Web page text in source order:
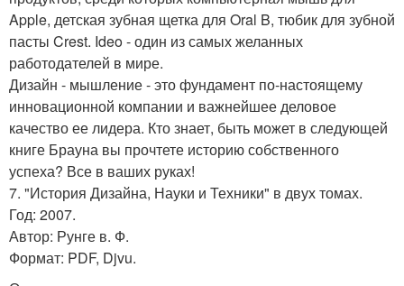
Apple, детская зубная щетка для Oral B, тюбик для зубной
пасты Crest. Ideo - один из самых желанных
работодателей в мире.
Дизайн - мышление - это фундамент по-настоящему
инновационной компании и важнейшее деловое
качество ее лидера. Кто знает, быть может в следующей
книге Брауна вы прочтете историю собственного
успеха? Все в ваших руках!
7. "История Дизайна, Науки и Техники" в двух томах.
Год: 2007.
Автор: Рунге в. Ф.
Формат: PDF, Djvu.